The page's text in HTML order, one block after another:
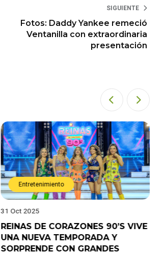
SIGUIENTE
Fotos: Daddy Yankee remeció
Ventanilla con extraordinaria
presentación
Entretenimiento
31 Oct 2025
REINAS DE CORAZONES 90’S VIVE
UNA NUEVA TEMPORADA Y
SORPRENDE CON GRANDES